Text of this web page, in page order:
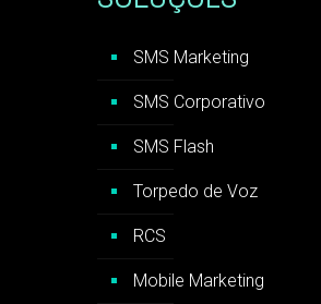
SMS Marketing
SMS Corporativo
SMS Flash
Torpedo de Voz
RCS
Mobile Marketing